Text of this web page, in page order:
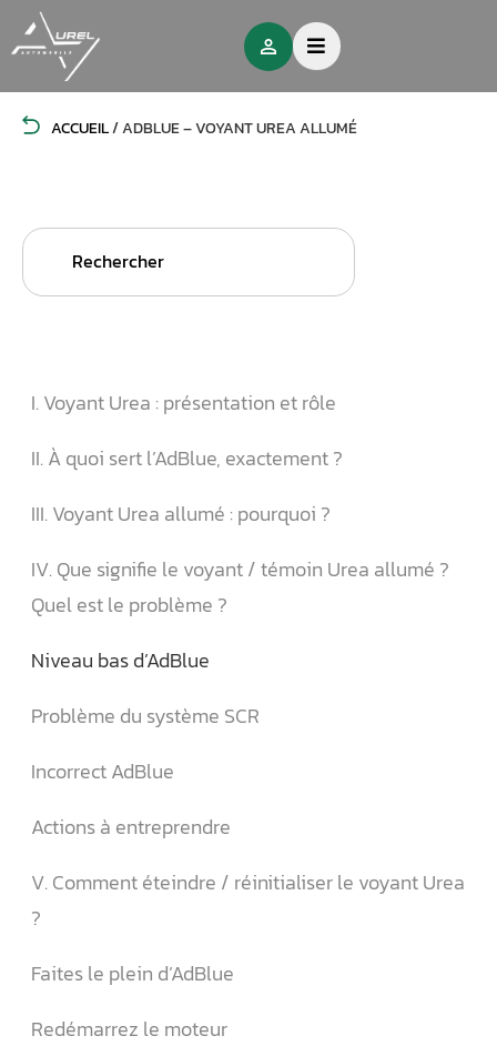
ACCUEIL/ADBLUE – VOYANT UREA ALLUMÉ
Search
I. Voyant Urea : présentation et rôle
II. À quoi sert l’AdBlue, exactement ?
III. Voyant Urea allumé : pourquoi ?
IV. Que signifie le voyant / témoin Urea allumé ?
Quel est le problème ?
Niveau bas d’AdBlue
Problème du système SCR
Incorrect AdBlue
Actions à entreprendre
V. Comment éteindre / réinitialiser le voyant Urea
?
Faites le plein d’AdBlue
Redémarrez le moteur